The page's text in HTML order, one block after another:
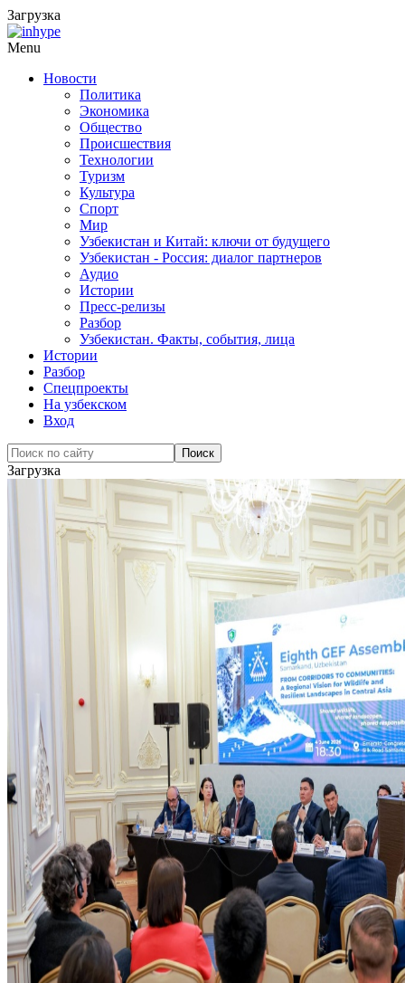
Загрузка
Menu
Новости
Политика
Экономика
Общество
Происшествия
Технологии
Туризм
Культура
Спорт
Мир
Узбекистан и Китай: ключи от будущего
Узбекистан - Россия: диалог партнеров
Аудио
Истории
Пресс-релизы
Разбор
Узбекистан. Факты, события, лица
Истории
Разбор
Спецпроекты
На узбекском
Вход
Загрузка